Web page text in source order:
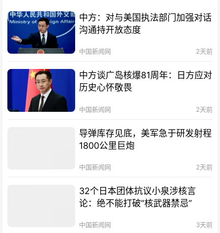
中方：对与美国执法部门加强对话
沟通持开放态度
中国新闻网 2天前
中方谈广岛核爆81周年：日方应对
历史心怀敬畏
中国新闻网 2天前
导弹库存见底，美军急于研发射程
1800公里巨炮
中国新闻网 2天前
32个日本团体抗议小泉涉核言
论：绝不能打破“核武器禁忌”
中国新闻网 3天前